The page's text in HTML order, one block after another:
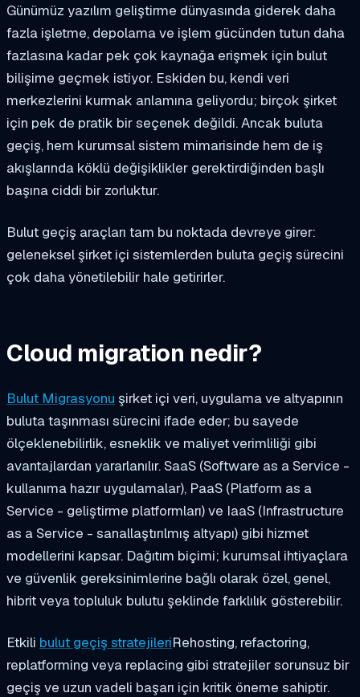
Günümüz yazılım geliştirme dünyasında giderek daha
fazla işletme, depolama ve işlem gücünden tutun daha
fazlasına kadar pek çok kaynağa erişmek için bulut
bilişime geçmek istiyor. Eskiden bu, kendi veri
merkezlerini kurmak anlamına geliyordu; birçok şirket
için pek de pratik bir seçenek değildi. Ancak buluta
geçiş, hem kurumsal sistem mimarisinde hem de iş
akışlarında köklü değişiklikler gerektirdiğinden başlı
başına ciddi bir zorluktur.
Bulut geçiş araçları tam bu noktada devreye girer:
geleneksel şirket içi sistemlerden buluta geçiş sürecini
çok daha yönetilebilir hale getirirler.
Cloud migration nedir?
Bulut Migrasyonu şirket içi veri, uygulama ve altyapının
buluta taşınması sürecini ifade eder; bu sayede
ölçeklenebilirlik, esneklik ve maliyet verimliliği gibi
avantajlardan yararlanılır. SaaS (Software as a Service -
kullanıma hazır uygulamalar), PaaS (Platform as a
Service - geliştirme platformları) ve IaaS (Infrastructure
as a Service - sanallaştırılmış altyapı) gibi hizmet
modellerini kapsar. Dağıtım biçimi; kurumsal ihtiyaçlara
ve güvenlik gereksinimlerine bağlı olarak özel, genel,
hibrit veya topluluk bulutu şeklinde farklılık gösterebilir.
Etkili bulut geçiş stratejileriRehosting, refactoring,
replatforming veya replacing gibi stratejiler sorunsuz bir
geçiş ve uzun vadeli başarı için kritik öneme sahiptir.